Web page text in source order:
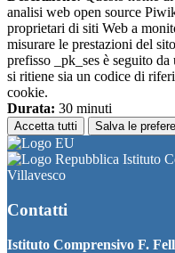
analisi web open source
proprietari di siti Web a
misurare le prestazioni del
prefisso _pk_ses è seguito
si ritiene sia un codice di
cookie.
Durata: 30 minuti
Accetta tutti Salva le
Istituto
Villavesco
Contatti
Istituto Comprensivo F.